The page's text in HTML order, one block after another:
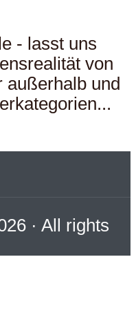
- lasst uns
von
außerhalb und
· All rights